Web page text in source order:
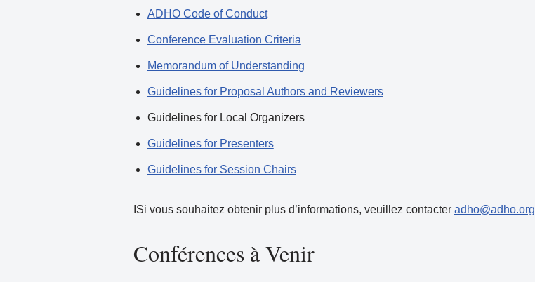
ADHO Code of Conduct
Conference Evaluation Criteria
Memorandum of Understanding
Guidelines for Proposal Authors and Reviewers
Guidelines for Local Organizers
Guidelines for Presenters
Guidelines for Session Chairs
ISi vous souhaitez obtenir plus d’informations, veuillez contacter adho@adho.org
Conférences à Venir